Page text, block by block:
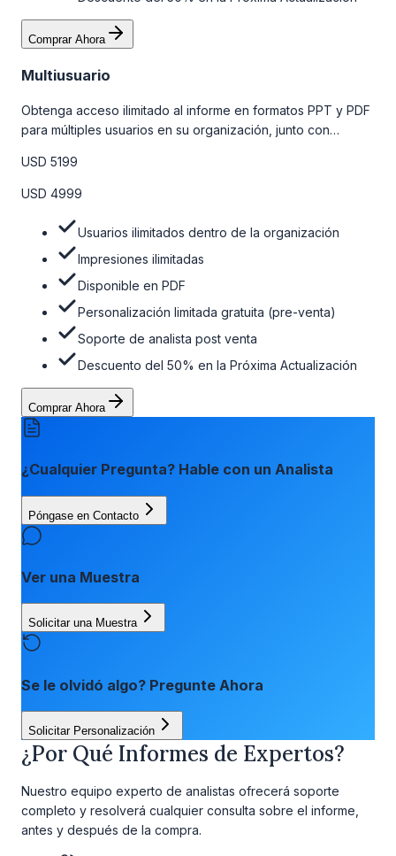
Comprar Ahora
Multiusuario
Obtenga acceso ilimitado al informe en formatos PPT y PDF
para múltiples usuarios en su organización, junto con
venta, el soporte post-venta de nuestros analistas y una
opción de actualización gratuita del informe dentro de 180
la tabla de precios a continuación.
USD 5199
USD 4999
Usuarios ilimitados dentro de la organización
Impresiones ilimitadas
Disponible en PDF
Personalización limitada gratuita (pre-venta)
Soporte de analista post venta
Descuento del 50% en la Próxima Actualización
Comprar Ahora
¿Cualquier Pregunta? Hable con un Analista
Póngase en Contacto
Ver una Muestra
Solicitar una Muestra
Se le olvidó algo? Pregunte Ahora
Solicitar Personalización
¿Por Qué Informes de Expertos?
Nuestro equipo experto de analistas ofrecerá soporte
completo y resolverá cualquier consulta sobre el informe,
antes y después de la compra.